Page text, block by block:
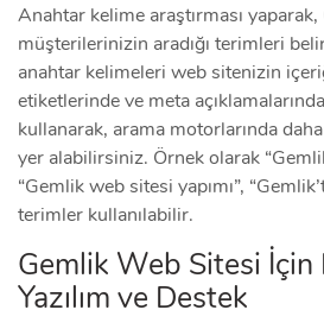
Anahtar kelime araştırması
müşterilerinizin aradığı terimleri
anahtar kelimeleri web sitenizin
etiketlerinde ve meta
kullanarak, arama motorlarında
yer alabilirsiniz. Örnek olarak
“Gemlik web sitesi yapımı”,
terimler kullanılabilir.
Gemlik Web Sitesi İçin
Yazılım ve Destek